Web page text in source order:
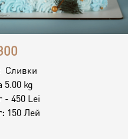
Десерт
Сливки
5.00 kg
- 450 Lei
150 Лей